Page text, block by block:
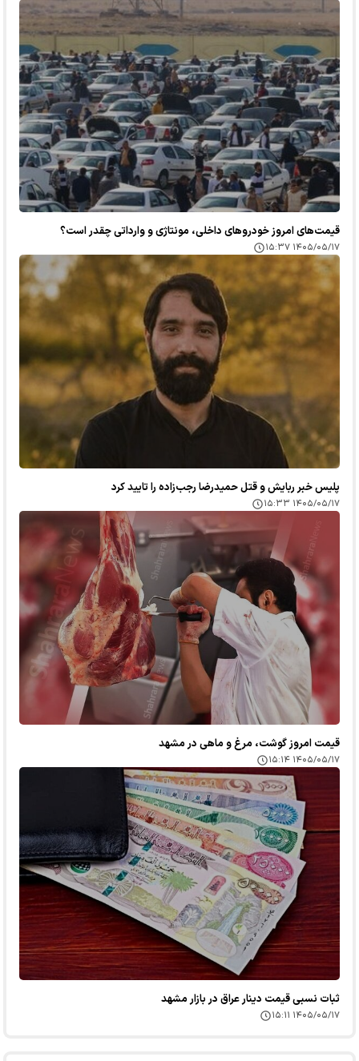
قیمت‌های امروز خودرو‌های داخلی، مونتاژی و وارداتی چقدر است؟
۱۴۰۵/۰۵/۱۷ ۱۵:۳۷
پلیس خبر ربایش و قتل حمیدرضا رجب‌زاده را تایید کرد
۱۴۰۵/۰۵/۱۷ ۱۵:۳۳
قیمت امروز گوشت، مرغ و ماهی در مشهد
۱۴۰۵/۰۵/۱۷ ۱۵:۱۴
ثبات نسبی قیمت دینار عراق در بازار مشهد
۱۴۰۵/۰۵/۱۷ ۱۵:۱۱